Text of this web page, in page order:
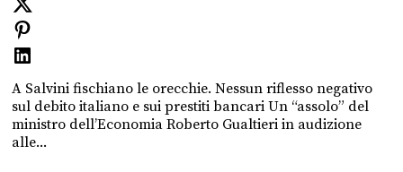
A Salvini fischiano le orecchie. Nessun riflesso negativo
sul debito italiano e sui prestiti bancari Un “assolo” del
ministro dell’Economia Roberto Gualtieri in audizione
alle...